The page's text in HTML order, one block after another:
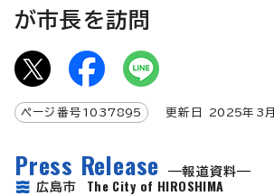
が市長を訪問
ページ番号 1037895 更新日 2025年3月
Press Release
報道資料
広島市 The City of HIROSHIMA